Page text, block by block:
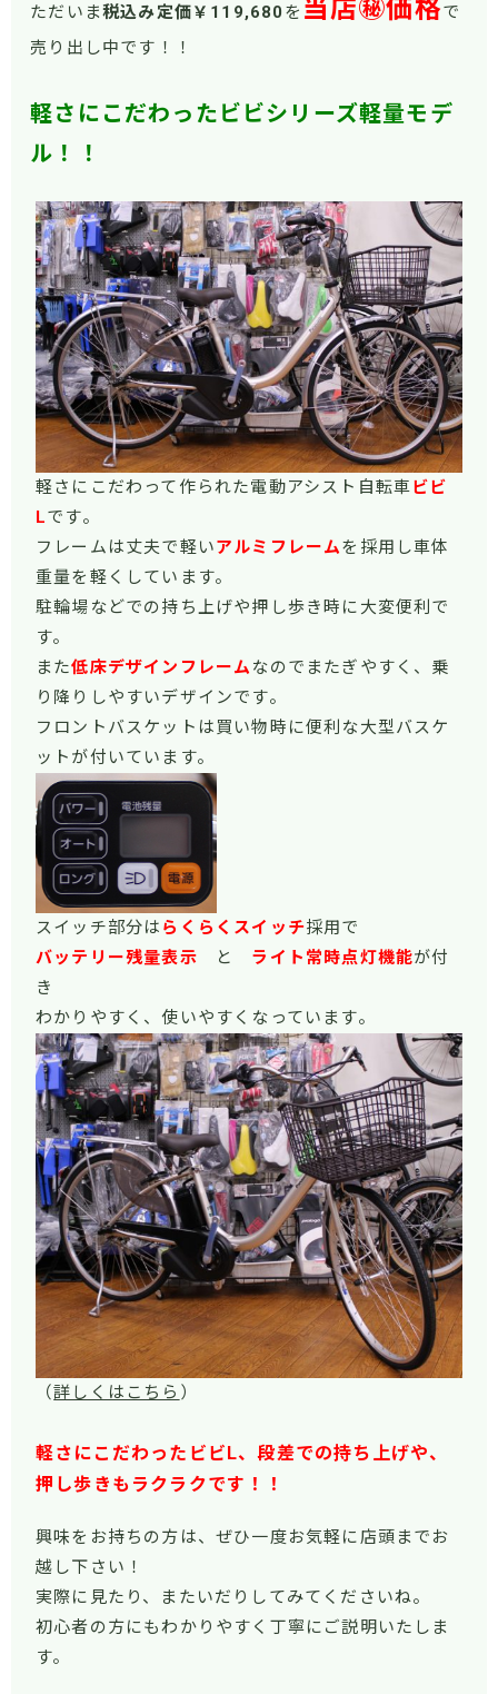
ただいま税込み定価￥119,680 を 当店㊙価格で
売り出し中です！！
軽さにこだわったビビシリーズ軽量モデ
ル！！
軽さにこだわって作られた電動アシスト自転車ビビ
Lです。
フレームは丈夫で軽いアルミフレームを採用し車体
重量を軽くしています。
駐輪場などでの持ち上げや押し歩き時に大変便利で
す。
また低床デザインフレーム なのでまたぎやすく、乗
り降りしやすいデザインです。
フロントバスケットは買い物時に便利な大型バスケ
ットが付いています。
スイッチ部分は らくらくスイッチ採用で
バッテリー残量表示
と ライト常時点灯機能が付
き
わかりやすく、使いやすくなっています。
（詳しくはこちら ）
軽さにこだわったビビL、段差での持ち上げや、
押し歩きもラクラクです！！
興味をお持ちの方は、ぜひ一度お気軽に店頭までお
越し下さい！
実際に見たり、またいだりしてみてくださいね。
初心者の方にもわかりやすく丁寧にご説明いたしま
す。